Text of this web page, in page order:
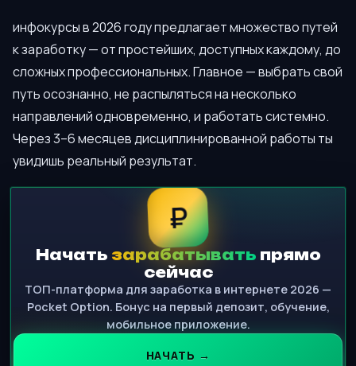
инфокурсы в 2026 году предлагает множество путей
к заработку — от простейших, доступных каждому, до
сложных профессиональных. Главное — выбрать свой
путь осознанно, не распыляться на несколько
направлений одновременно, и работать системно.
Через 3–6 месяцев дисциплинированной работы ты
увидишь реальный результат.
₽
Начать зарабатывать прямо
сейчас
ТОП-платформа для заработка в интернете 2026 —
Pocket Option. Бонус на первый депозит, обучение,
мобильное приложение.
НАЧАТЬ →